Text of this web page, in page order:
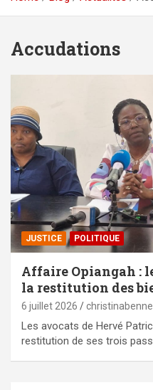
Accudations
JUSTICE POLITIQUE
Affaire Opiangah :
la restitution des
6 juillet 2026
Les avocats de Hervé
restitution de ses trois